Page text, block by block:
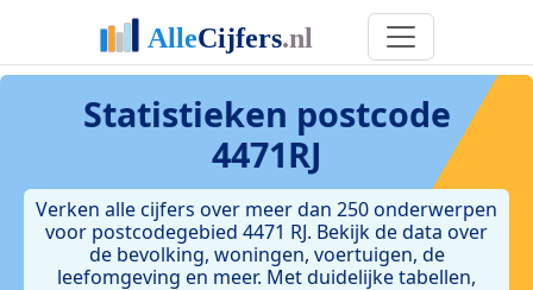
Statistieken postcode
4471RJ
Verken alle cijfers over meer dan 250 onderwerpen
voor postcodegebied 4471 RJ. Bekijk de data over
de bevolking, woningen, voertuigen, de
leefomgeving en meer. Met duidelijke tabellen,